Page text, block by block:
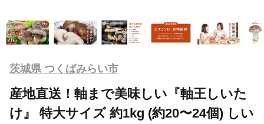
茨城県 つくばみらい市
産地直送！軸まで美味しい『軸王しいた
け』 特大サイズ 約1kg (約20〜24個) しい